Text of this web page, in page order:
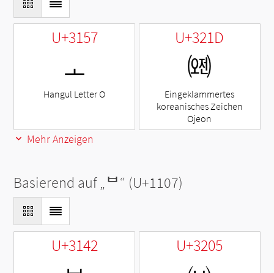
U+3157
ㅗ
Hangul Letter O
U+321D
㈝
Eingeklammertes
koreanisches Zeichen
Ojeon
Mehr Anzeigen
Basierend auf „ᄇ“ (U+1107)
U+3142 U+3205